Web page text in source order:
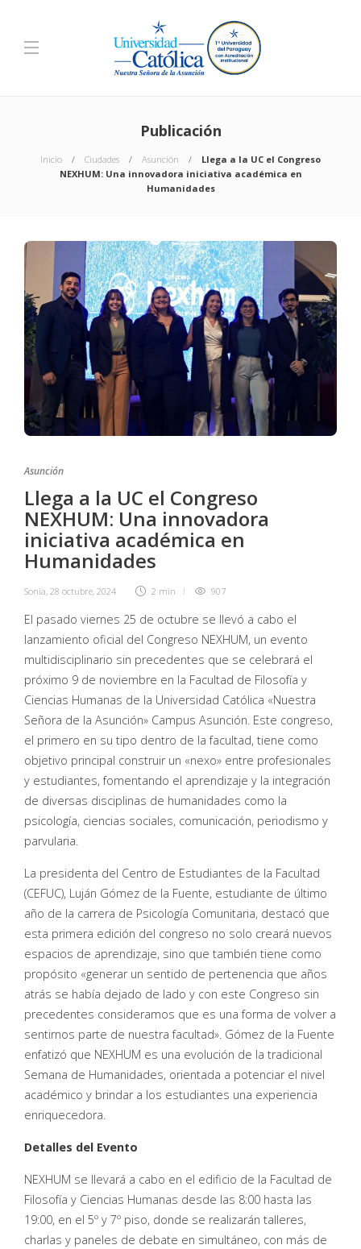
Publicación
Inicio Ciudades Asunción
Llega a la UC el Congreso
NEXHUM: Una innovadora iniciativa académica en
Humanidades
Asunción
Llega a la UC el Congreso
NEXHUM: Una innovadora
iniciativa académica en
Humanidades
Sonia, 28 octubre, 2024 2 min 907
El pasado viernes 25 de octubre se llevó a cabo el
lanzamiento oficial del Congreso NEXHUM, un evento
multidisciplinario sin precedentes que se celebrará el
próximo 9 de noviembre en la Facultad de Filosofía y
Ciencias Humanas de la Universidad Católica «Nuestra
Señora de la Asunción» Campus Asunción. Este congreso,
el primero en su tipo dentro de la facultad, tiene como
objetivo principal construir un «nexo» entre profesionales
y estudiantes, fomentando el aprendizaje y la integración
de diversas disciplinas de humanidades como la
psicología, ciencias sociales, comunicación, periodismo y
parvularia.
La presidenta del Centro de Estudiantes de la Facultad
(CEFUC), Luján Gómez de la Fuente, estudiante de último
año de la carrera de Psicología Comunitaria, destacó que
esta primera edición del congreso no solo creará nuevos
espacios de aprendizaje, sino que también tiene como
propósito «generar un sentido de pertenencia que años
atrás se había dejado de lado y con este Congreso sin
precedentes consideramos que es una forma de volver a
sentirnos parte de nuestra facultad». Gómez de la Fuente
enfatizó que NEXHUM es una evolución de la tradicional
Semana de Humanidades, orientada a potenciar el nivel
académico y brindar a los estudiantes una experiencia
enriquecedora.
Detalles del Evento
NEXHUM se llevará a cabo en el edificio de la Facultad de
Filosofía y Ciencias Humanas desde las 8:00 hasta las
19:00, en el 5º y 7º piso, donde se realizarán talleres,
charlas y paneles de debate en simultáneo, con más de